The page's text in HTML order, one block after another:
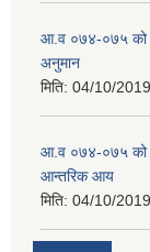
आ.व ०७४-०७५ को
अनुमान
मिति: 04/10/
आ.व ०७४-०७५ को
आन्तरिक आय
मिति: 04/10/